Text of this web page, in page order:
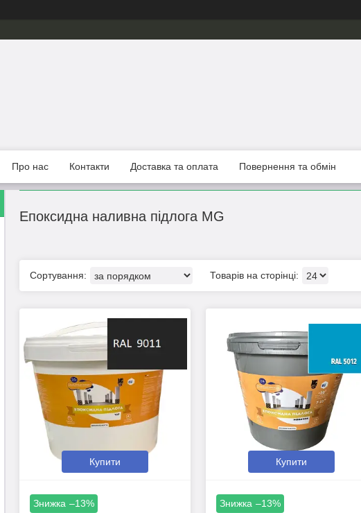
Про нас Контакти Доставка та оплата Повернення та обмін
Епоксидна наливна підлога MG
Купити
–13%
Купити
–13%